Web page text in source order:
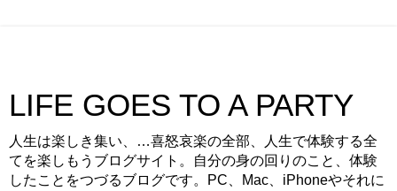
LIFE GOES TO A PARTY
人生は楽しき集い、…喜怒哀楽の全部、人生で体験する全
てを楽しもうブログサイト。自分の身の回りのこと、体験
したことをつづるブログです。PC、Mac、iPhoneやそれに